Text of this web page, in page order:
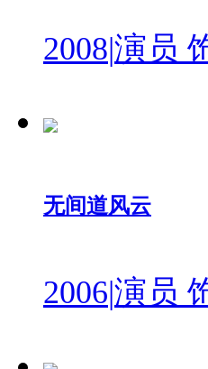
2008|演员
无间道风云
2006|演员